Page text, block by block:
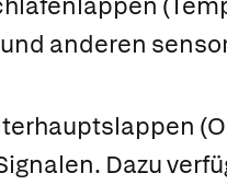
(
und anderen
(
Dazu